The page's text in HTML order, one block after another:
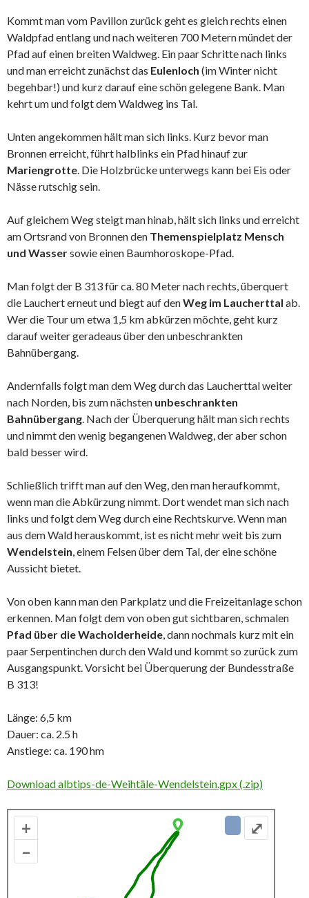
Kommt man vom Pavillon zurück geht es gleich rechts einen
Waldpfad entlang und nach weiteren 700 Metern mündet der
Pfad auf einen breiten Waldweg. Ein paar Schritte nach links
und man erreicht zunächst das Eulenloch (im Winter nicht
begehbar!) und kurz darauf eine schön gelegene Bank. Man
kehrt um und folgt dem Waldweg ins Tal.
Unten angekommen hält man sich links. Kurz bevor man
Bronnen erreicht, führt halblinks ein Pfad hinauf zur
Mariengrotte. Die Holzbrücke unterwegs kann bei Eis oder
Nässe rutschig sein.
Auf gleichem Weg steigt man hinab, hält sich links und erreicht
am Ortsrand von Bronnen den Themenspielplatz Mensch
und Wassersowie einen Baumhoroskope-Pfad.
Man folgt der B 313 für ca. 80 Meter nach rechts, überquert
die Lauchert erneut und biegt auf denWeg im Laucherttal ab.
Wer die Tour um etwa 1,5 km abkürzen möchte, geht kurz
darauf weiter geradeaus über den unbeschrankten
Bahnübergang.
Andernfalls folgt man dem Weg durch das Laucherttal weiter
nach Norden, bis zum nächsten unbeschrankten
Bahnübergang. Nach der Überquerung hält man sich rechts
und nimmt den wenig begangenen Waldweg, der aber schon
bald besser wird.
Schließlich trifft man auf den Weg, den man heraufkommt,
wenn man die Abkürzung nimmt. Dort wendet man sich nach
links und folgt dem Weg durch eine Rechtskurve. Wenn man
aus dem Wald herauskommt, ist es nicht mehr weit bis zum
Wendelstein, einem Felsen über dem Tal, der eine schöne
Aussicht bietet.
Von oben kann man den Parkplatz und die Freizeitanlage schon
erkennen. Man folgt dem von oben gut sichtbaren, schmalen
Pfad über die Wacholderheide, dann nochmals kurz mit ein
paar Serpentinchen durch den Wald und kommt so zurück zum
Ausgangspunkt. Vorsicht bei Überquerung der Bundesstraße
B 313!
Länge: 6,5 km
Dauer: ca. 2.5 h
Anstiege: ca. 190 hm
Download albtips-de-Weihtäle-Wendelstein.gpx (.zip)
+
–
⤢